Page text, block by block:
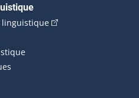
linguistique(Cet hyperlien